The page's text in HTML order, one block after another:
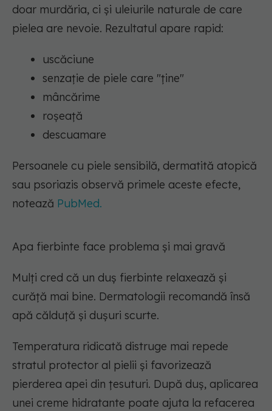
doar murdăria, ci și uleiurile naturale de care
pielea are nevoie. Rezultatul apare rapid:
uscăciune
senzație de piele care "ține"
mâncărime
roșeață
descuamare
Persoanele cu piele sensibilă, dermatită atopică
sau psoriazis observă primele aceste efecte,
notează PubMed.
Apa fierbinte face problema și mai gravă
Mulți cred că un duș fierbinte relaxează și
curăță mai bine. Dermatologii recomandă însă
apă călduță și dușuri scurte.
Temperatura ridicată distruge mai repede
stratul protector al pielii și favorizează
pierderea apei din țesuturi. După duș, aplicarea
unei creme hidratante poate ajuta la refacerea